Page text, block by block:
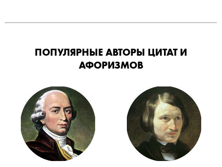
ПОПУЛЯРНЫЕ АВТОРЫ ЦИТАТ И
АФОРИЗМОВ